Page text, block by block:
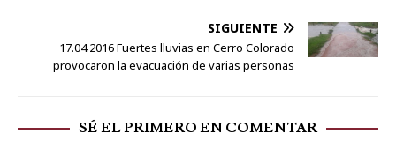
SIGUIENTE
17.04.2016 Fuertes lluvias en Cerro Colorado
provocaron la evacuación de varias personas
SÉ EL PRIMERO EN COMENTAR